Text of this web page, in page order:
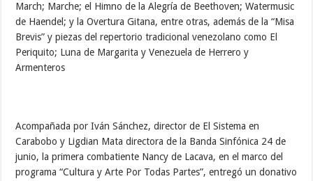
March; Marche; el Himno de la Alegría de Beethoven; Watermusic
de Haendel; y la Overtura Gitana, entre otras, además de la “Misa
Brevis” y piezas del repertorio tradicional venezolano como El
Periquito; Luna de Margarita y Venezuela de Herrero y
Armenteros
Acompañada por Iván Sánchez, director de El Sistema en
Carabobo y Ligdian Mata directora de la Banda Sinfónica 24 de
junio, la primera combatiente Nancy de Lacava, en el marco del
programa “Cultura y Arte Por Todas Partes”, entregó un donativo